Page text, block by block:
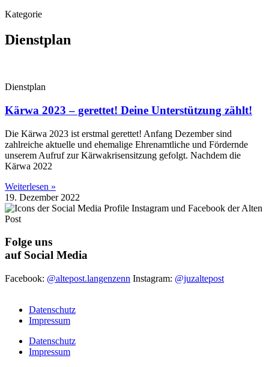
Kategorie
Dienstplan
Dienstplan
Kärwa 2023 – gerettet! Deine Unterstützung zählt!
Die Kärwa 2023 ist erstmal gerettet! Anfang Dezember sind
zahlreiche aktuelle und ehemalige Ehrenamtliche und Fördernde
unserem Aufruf zur Kärwakrisensitzung gefolgt. Nachdem die
Kärwa 2022
Weiterlesen »
19. Dezember 2022
Folge uns
auf Social Media
Facebook: @altepost.langenzenn Instagram: @juzaltepost
Datenschutz
Impressum
Datenschutz
Impressum